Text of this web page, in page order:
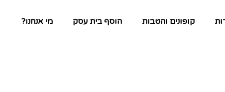
קופונים והטבות הוסף בית עסק מי אנחנו?